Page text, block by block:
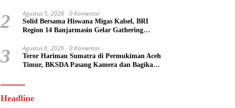
2 Agustus 5, 2026 0 Komentar
Solid Bersama Hiswana Migas Kalsel, BRI
Region 14 Banjarmasin Gelar Gathering
3 Agustus 6, 2026 0 Komentar
Teror Harimau Sumatra di Permukiman Aceh
Timur, BKSDA Pasang Kamera dan Bagikan
Headline